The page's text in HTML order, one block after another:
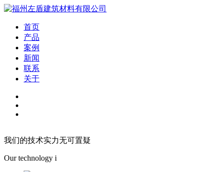
首页
产品
案例
新闻
联系
关于
我们的技术实力无可置疑
Our technology i